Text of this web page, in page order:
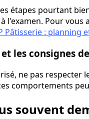
étapes pourtant
l'examen. Pour
Pâtisserie : planning
les consignes
ne pas respecter
comportements
souvent